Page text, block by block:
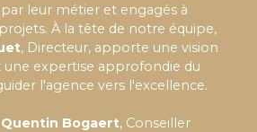
leur métier et engagés à
À la tête de notre équipe,
, Directeur, apporte une vision
une expertise approfondie du
l'agence vers l'excellence.
Quentin Bogaert, Conseiller